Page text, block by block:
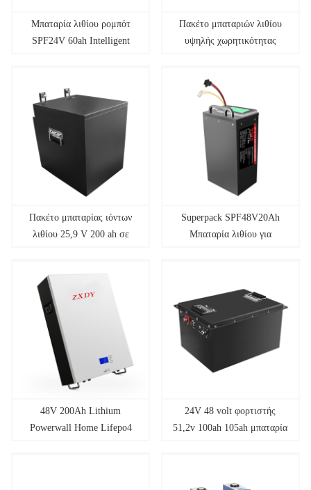
Μπαταρία λιθίου ρομπότ
SPF24V 60ah Intelligent
Πακέτο μπαταριών λιθίου
υψηλής χωρητικότητας
λιθίου για αντικατάσταση
RV / Μολύβδου
Πακέτο μπαταρίας ιόντων
λιθίου 25,9 V 200 ah σε
Superpack SPF48V20Ah
Μπαταρία λιθίου για
48V 200Ah Lithium
Powerwall Home Lifepo4
24V 48 volt φορτιστής
51,2v 100ah 105ah μπαταρία